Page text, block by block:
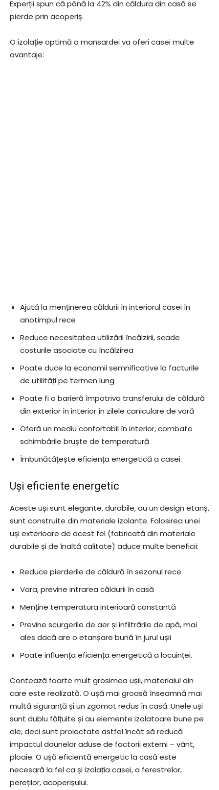
Experții spun că până la 42% din căldura din casă se
pierde prin acoperiș.
O izolație optimă a mansardei va oferi casei multe
avantaje:
Ajută la menținerea căldurii în interiorul casei în
anotimpul rece
Reduce necesitatea utilizării încălzirii, scade
costurile asociate cu încălzirea
Poate duce la economii semnificative la facturile
de utilități pe termen lung
Poate fi o barieră împotriva transferului de căldură
din exterior în interior în zilele caniculare de vară
Oferă un mediu confortabil în interior, combate
schimbările bruște de temperatură
Îmbunătățește eficiența energetică a casei.
Uși eficiente energetic
Aceste uși sunt elegante, durabile, au un design etanș,
sunt construite din materiale izolante. Folosirea unei
uși exterioare de acest fel (fabricată din materiale
durabile și de înaltă calitate) aduce multe beneficii:
Reduce pierderile de căldură în sezonul rece
Vara, previne intrarea căldurii în casă
Menține temperatura interioară constantă
Previne scurgerile de aer și infiltrările de apă, mai
ales dacă are o etanșare bună în jurul ușii
Poate influența eficiența energetică a locuinței.
Contează foarte mult grosimea ușii, materialul din
care este realizată. O ușă mai groasă înseamnă mai
multă siguranță și un zgomot redus în casă. Unele uși
sunt dublu fălțuite și au elemente izolatoare bune pe
ele, deci sunt proiectate astfel încât să reducă
impactul daunelor aduse de factorii externi – vânt,
ploaie. O ușă eficientă energetic la casă este
necesară la fel ca și izolația casei, a ferestrelor,
pereților, acoperișului.